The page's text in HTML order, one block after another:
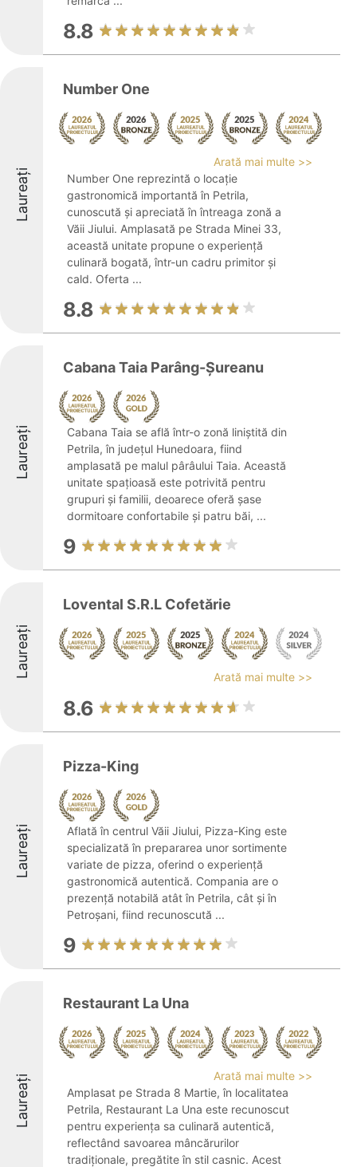
8.8
Laureați
Number One
Arată mai multe >>
Number One reprezintă o locație
gastronomică importantă în Petrila,
cunoscută și apreciată în întreaga zonă a
Văii Jiului. Amplasată pe Strada Minei 33,
această unitate propune o experiență
culinară bogată, într-un cadru primitor și
cald. Oferta ...
8.8
Laureați
Cabana Taia Parâng-Șureanu
Cabana Taia se află într-o zonă liniștită din
Petrila, în județul Hunedoara, fiind
amplasată pe malul pârâului Taia. Această
unitate spațioasă este potrivită pentru
grupuri și familii, deoarece oferă șase
dormitoare confortabile și patru băi, ...
9
Laureați
Lovental S.R.L Cofetărie
Arată mai multe >>
8.6
Laureați
Pizza-King
Aflată în centrul Văii Jiului, Pizza-King este
specializată în prepararea unor sortimente
variate de pizza, oferind o experiență
gastronomică autentică. Compania are o
prezență notabilă atât în Petrila, cât și în
Petroșani, fiind recunoscută ...
9
Laureați
Restaurant La Una
Arată mai multe >>
Amplasat pe Strada 8 Martie, în localitatea
Petrila, Restaurant La Una este recunoscut
pentru experiența sa culinară autentică,
reflectând savoarea mâncărurilor
tradiționale, pregătite în stil casnic. Acest